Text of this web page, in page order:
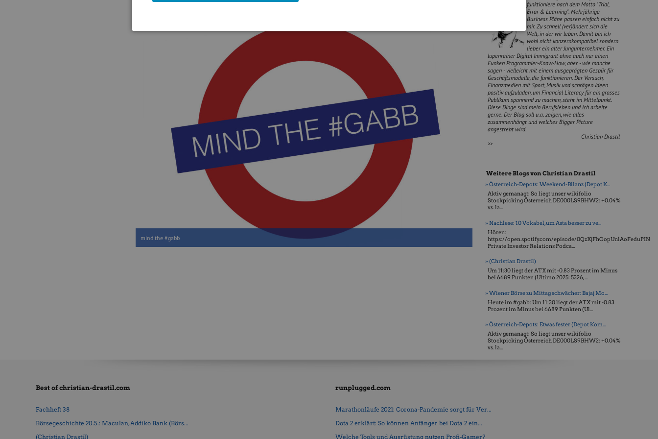
mind the #gabb
funktioniere nach dem Motto "Trial,
Error & Learning". Mehrjährige
Business Pläne passen einfach nicht zu
mir. Zu schnell (ver)ändert sich die
Welt, in der wir leben. Damit bin ich
wohl nicht konzernkompatibel sondern
lieber ein alter Jungunternehmer. Ein
lupenreiner Digital Immigrant ohne auch nur einen
Funken Programmier-Know-How, aber - wie manche
sagen - vielleicht mit einem ausgeprägten Gespür für
Geschäftsmodelle, die funktionieren. Der Versuch,
Finanzmedien mit Sport, Musik und schrägen Ideen
positiv aufzuladen, um Financial Literacy für ein grosses
Publikum spannend zu machen, steht im Mittelpunkt.
Diese Dinge sind mein Berufsleben und ich arbeite
gerne. Der Blog soll u.a. zeigen, wie alles
zusammenhängt und welches Bigger Picture
angestrebt wird.
Christian Drastil
>>
Weitere Blogs von Christian Drastil
» Österreich-Depots: Weekend-Bilanz (Depot K...
Aktiv gemanagt: So liegt unser wikifolio
Stockpicking Öster­reich DE000LS9BHW2: +0.04%
vs. la...
» Nachlese: 10 Vokabel, um Asta besser zu ve...
Hören:
https://open.spotify.com/episode/0QzXjFhOopUnlAoFeduPIN
Private Investor Relations Podca...
» (Christian Drastil)
Um 11:30 liegt der ATX mit -0.83 Prozent im Minus
bei 6689 Punkten (Ultimo 2025: 5326, ...
» Wiener Börse zu Mittag schwächer: Bajaj Mo...
Heute im #gabb: Um 11:30 liegt der ATX mit -0.83
Prozent im Minus bei 6689 Punkten (Ul...
» Österreich-Depots: Etwas fester (Depot Kom...
Aktiv gemanagt: So liegt unser wikifolio
Stockpicking Öster­reich DE000LS9BHW2: +0.04%
vs. la...
Best of christian-drastil.com
Fachheft 38
Börsegeschichte 20.5.: Maculan, Addiko Bank (Börs...
(Christian Drastil)
runplugged.com
Marathonläufe 2021: Corona-Pandemie sorgt für Ver...
Dota 2 erklärt: So können Anfänger bei Dota 2 ein...
Welche Tools und Ausrüstung nutzen Profi-Gamer?